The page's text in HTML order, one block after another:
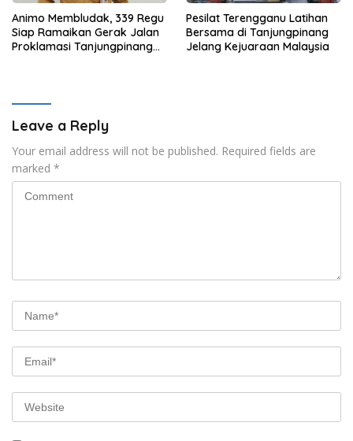
Animo Membludak, 339 Regu
Siap Ramaikan Gerak Jalan
Proklamasi Tanjungpinang
Pesilat Terengganu Latihan
Bersama di Tanjungpinang
Jelang Kejuaraan Malaysia
Leave a Reply
Your email address will not be published. Required fields are
marked *